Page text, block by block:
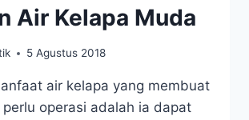
Air Kelapa Muda
5 Agustus 2018
air kelapa yang membuat
operasi adalah ia dapat